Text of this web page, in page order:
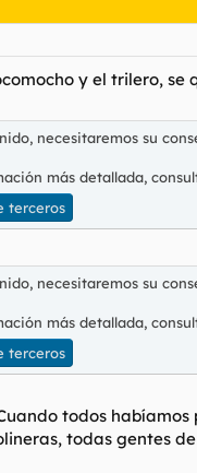
y el trilero, se
necesitaremos su
más detallada,
terceros
necesitaremos su
más detallada,
terceros
todos
todas gentes